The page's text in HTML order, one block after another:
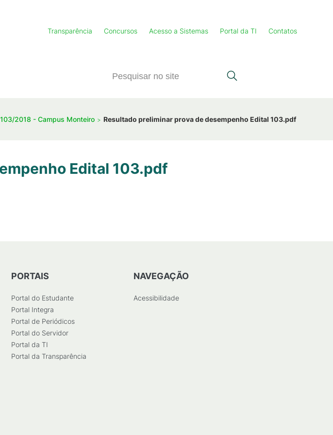
Transparência Concursos Acesso a Sistemas Portal da TI Contatos
2018 - Campus Monteiro Resultado preliminar prova de desempenho Edital 103.pdf
Edital 103.pdf
PORTAIS
Portal do Estudante
Portal Integra
Portal de Periódicos
Portal do Servidor
Portal da TI
Portal da Transparência
NAVEGAÇÃO
Acessibilidade